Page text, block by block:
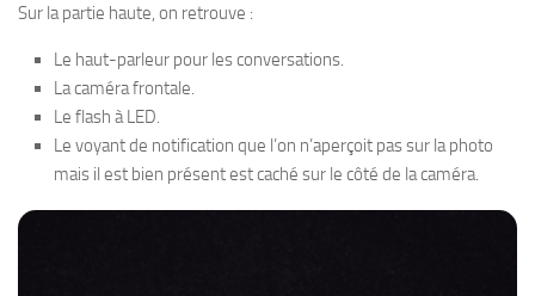
Sur la partie haute, on retrouve :
Le haut-parleur pour les conversations.
La caméra frontale.
Le flash à LED.
Le voyant de notification que l’on n’aperçoit pas sur la photo
mais il est bien présent est caché sur le côté de la caméra.